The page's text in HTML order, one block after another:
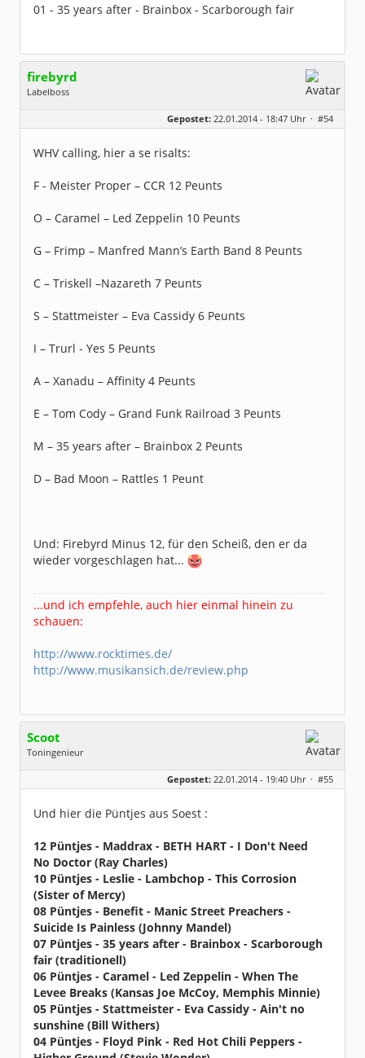
01 - 35 years after - Brainbox - Scarborough fair
firebyrd
Labelboss
Hausgeburt (Ausgeburt?)
Beiträge:
48875
Gepostet: 22.01.2014 - 18:47 Uhr · #54
WHV calling, hier a se risalts:
F - Meister Proper – CCR 12 Peunts
O – Caramel – Led Zeppelin 10 Peunts
G – Frimp – Manfred Mann’s Earth Band 8 Peunts
C – Triskell –Nazareth 7 Peunts
S – Stattmeister – Eva Cassidy 6 Peunts
I – Trurl - Yes 5 Peunts
A – Xanadu – Affinity 4 Peunts
E – Tom Cody – Grand Funk Railroad 3 Peunts
M – 35 years after – Brainbox 2 Peunts
D – Bad Moon – Rattles 1 Peunt
Und: Firebyrd Minus 12, für den Scheiß, den er da
wieder vorgeschlagen hat...
...und ich empfehle, auch hier einmal hinein zu
schauen:
http://www.rocktimes.de/
http://www.musikansich.de/review.php
Scoot
Toningenieur
Geschlecht:
Alter:
66
Dabei seit:
04 / 2011
Gepostet: 22.01.2014 - 19:40 Uhr · #55
Und hier die Püntjes aus Soest :
12 Püntjes - Maddrax - BETH HART - I Don't Need
No Doctor (Ray Charles)
10 Püntjes - Leslie - Lambchop - This Corrosion
(Sister of Mercy)
08 Püntjes - Benefit - Manic Street Preachers -
Suicide Is Painless (Johnny Mandel)
07 Püntjes - 35 years after - Brainbox - Scarborough
fair (traditionell)
06 Püntjes - Caramel - Led Zeppelin - When The
Levee Breaks (Kansas Joe McCoy, Memphis Minnie)
05 Püntjes - Stattmeister - Eva Cassidy - Ain't no
sunshine (Bill Withers)
04 Püntjes - Floyd Pink - Red Hot Chili Peppers -